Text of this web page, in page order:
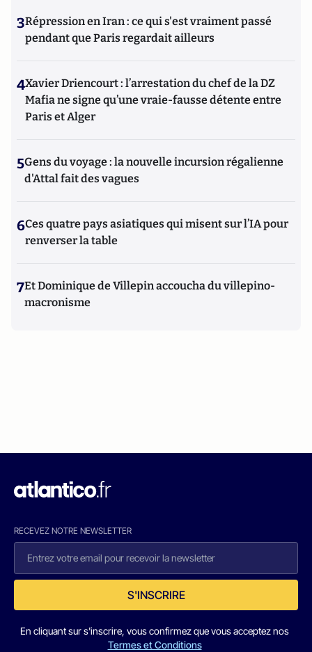
3Répression en Iran : ce qui s'est vraiment passé
pendant que Paris regardait ailleurs
4Xavier Driencourt : l’arrestation du chef de la DZ
Mafia ne signe qu’une vraie-fausse détente entre
Paris et Alger
5Gens du voyage : la nouvelle incursion régalienne
d'Attal fait des vagues
6Ces quatre pays asiatiques qui misent sur l’IA pour
renverser la table
7Et Dominique de Villepin accoucha du villepino-
macronisme
RECEVEZ NOTRE NEWSLETTER
S'INSCRIRE
En cliquant sur s'inscrire, vous confirmez que vous acceptez nos
Termes et Conditions